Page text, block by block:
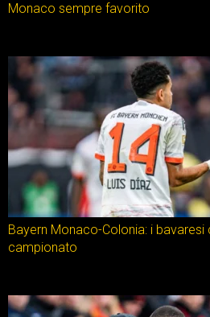
Monaco sempre favorito
Bayern Monaco-Colonia: i bavaresi
campionato